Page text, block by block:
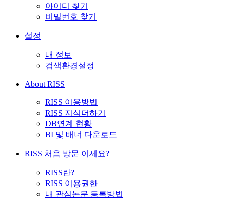
아이디 찾기
비밀번호 찾기
설정
내 정보
검색환경설정
About RISS
RISS 이용방법
RISS 지식더하기
DB연계 현황
BI 및 배너 다운로드
RISS 처음 방문 이세요?
RISS란?
RISS 이용권한
내 관심논문 등록방법